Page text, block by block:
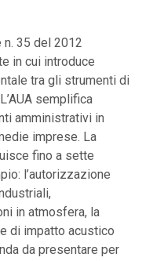
n. 35 del 2012
in cui introduce
tra gli strumenti di
semplifica
amministrativi in
imprese. La
fino a sette
l’autorizzazione
in atmosfera, la
di impatto acustico
da presentare per